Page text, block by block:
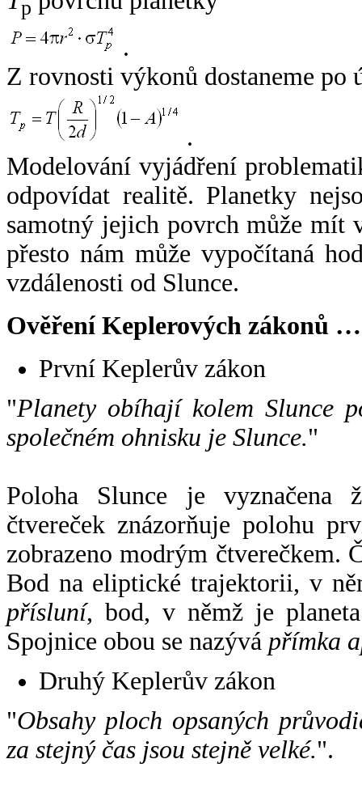
p
.
Z rovnosti výkonů dostaneme po
.
Modelování vyjádření
odpovídat realitě. Planetky
samotný jejich povrch může mít
přesto nám může vypočítaná
vzdálenosti od Slunce.
Ověření Keplerových zákonů …
První Keplerův zákon
"Planety obíhají kolem Slunce
společném ohnisku je Slunce."
Poloha Slunce je vyznačena
čtvereček znázorňuje polohu
zobrazeno modrým čtverečkem.
Bod na eliptické trajektorii, v
přísluní, bod, v němž je
Spojnice obou se nazývá přímka
Druhý Keplerův zákon
"Obsahy ploch opsaných
za stejný čas jsou stejně velké.".